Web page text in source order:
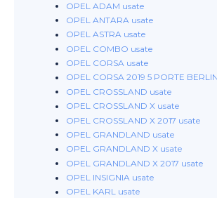
OPEL ADAM usate
OPEL ANTARA usate
OPEL ASTRA usate
OPEL COMBO usate
OPEL CORSA usate
OPEL CORSA 2019 5 PORTE
OPEL CROSSLAND usate
OPEL CROSSLAND X usate
OPEL CROSSLAND X 2017 usate
OPEL GRANDLAND usate
OPEL GRANDLAND X usate
OPEL GRANDLAND X 2017 usate
OPEL INSIGNIA usate
OPEL KARL usate